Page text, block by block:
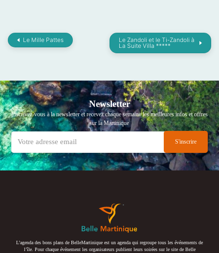
Le Mille Pattes
Le Zandoli et le Ti-Zandoli à
La Suite Villa *****
Newsletter
Inscrivez-vous à la newsletter et recevez chaque semaine les meilleures infos et offres
sur la Martinique
L’agenda des bons plans de BelleMartinique est un agenda qui regroupe tous les événements de
l’île. Pour chaque événement les organisateurs publient leurs soirées sur le site de Belle